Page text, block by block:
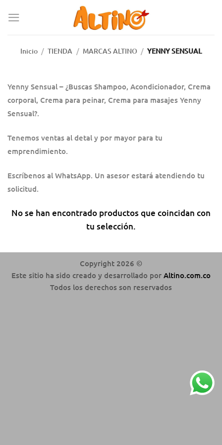
Inicio / TIENDA / MARCAS ALTINO / YENNY SENSUAL
Yenny Sensual – ¿Buscas Shampoo, Acondicionador, Crema
corporal, Crema para peinar, Crema para masajes Yenny
Sensual?.
Tenemos ventas al detal y por mayor para tu
emprendimiento.
Escríbenos al WhatsApp. Un asesor estará atendiendo tu
solicitud.
No se han encontrado productos que coincidan con
tu selección.
Copyright 2026 ©
Este sitio ha sido creado y desarrollado por Altino.com.co
Todos los derechos son reservados